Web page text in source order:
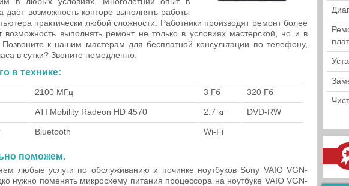
даёт возможность конторе выполнять работы
практически любой сложности. Работники производят ремонт более
возможность выполнять ремонт не только в условиях мастерской, но и в
к нашим мастерам для бесплатной консультации по телефону,
в сутки? Звоните немедленно.
в технике:
2100 МГц 3 Гб 320 Гб
ATI Mobility Radeon HD 4570 2.7 кг DVD-RW
Bluetooth Wi-Fi
поможем.
любые услуги по обслуживанию и починке ноутбуков Sony VAIO VGN-
нужно поменять микросхему питания процессора на ноутбуке VAIO VGN-